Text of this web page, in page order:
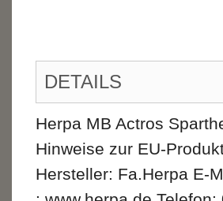
DETAILS
Herpa MB Actros
Hinweise zur EU-
Hersteller: Fa.Herpa E-